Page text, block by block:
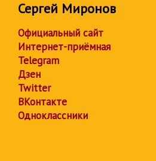
Сергей Миронов
Официальный сайт
Интернет-приёмная
Telegram
Дзен
Twitter
ВКонтакте
Одноклассники